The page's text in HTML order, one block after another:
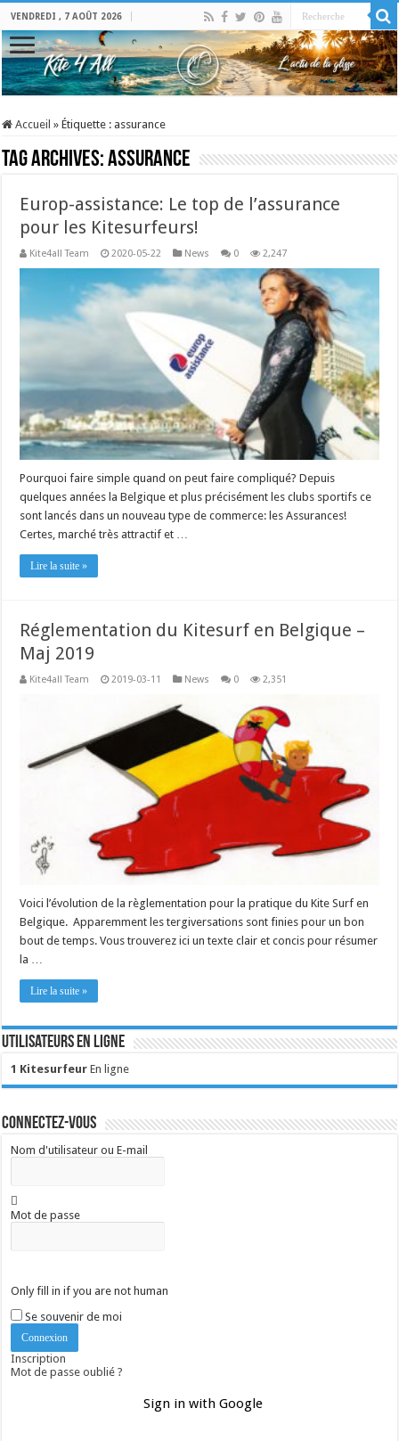
VENDREDI , 7 AOÛT 2026
Accueil » Étiquette : assurance
Tag Archives:assurance
Europ-assistance: Le top de l’assurance
pour les Kitesurfeurs!
Kite4all Team 2020-05-22 News 0 2,247
Pourquoi faire simple quand on peut faire compliqué? Depuis
quelques années la Belgique et plus précisément les clubs sportifs ce
sont lancés dans un nouveau type de commerce: les Assurances!
Certes, marché très attractif et …
Lire la suite »
Réglementation du Kitesurf en Belgique –
Maj 2019
Kite4all Team 2019-03-11 News 0 2,351
Voici l’évolution de la règlementation pour la pratique du Kite Surf en
Belgique. Apparemment les tergiversations sont finies pour un bon
bout de temps. Vous trouverez ici un texte clair et concis pour résumer
la …
Lire la suite »
Utilisateurs en ligne
1 Kitesurfeur En ligne
Connectez-vous
Nom d'utilisateur ou E-mail
Mot de passe
Only fill in if you are not human
Se souvenir de moi
Inscription
Mot de passe oublié ?
Sign in with Google